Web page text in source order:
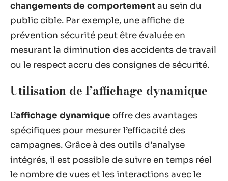
changements de comportementau sein du
public cible. Par exemple, une affiche de
prévention sécurité peut être évaluée en
mesurant la diminution des accidents de travail
ou le respect accru des consignes de sécurité.
Utilisation de l’affichage dynamique
L’affichage dynamique offre des avantages
spécifiques pour mesurer l’efficacité des
campagnes. Grâce à des outils d’analyse
intégrés, il est possible de suivre en temps réel
le nombre de vues et les interactions avec le